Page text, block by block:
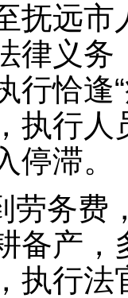
抚远市
律义务
行恰逢
执行人
停滞。
劳务费
备产，
执行法